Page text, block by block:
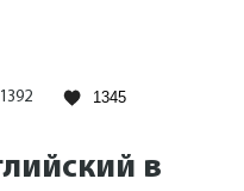
1392 1345
в